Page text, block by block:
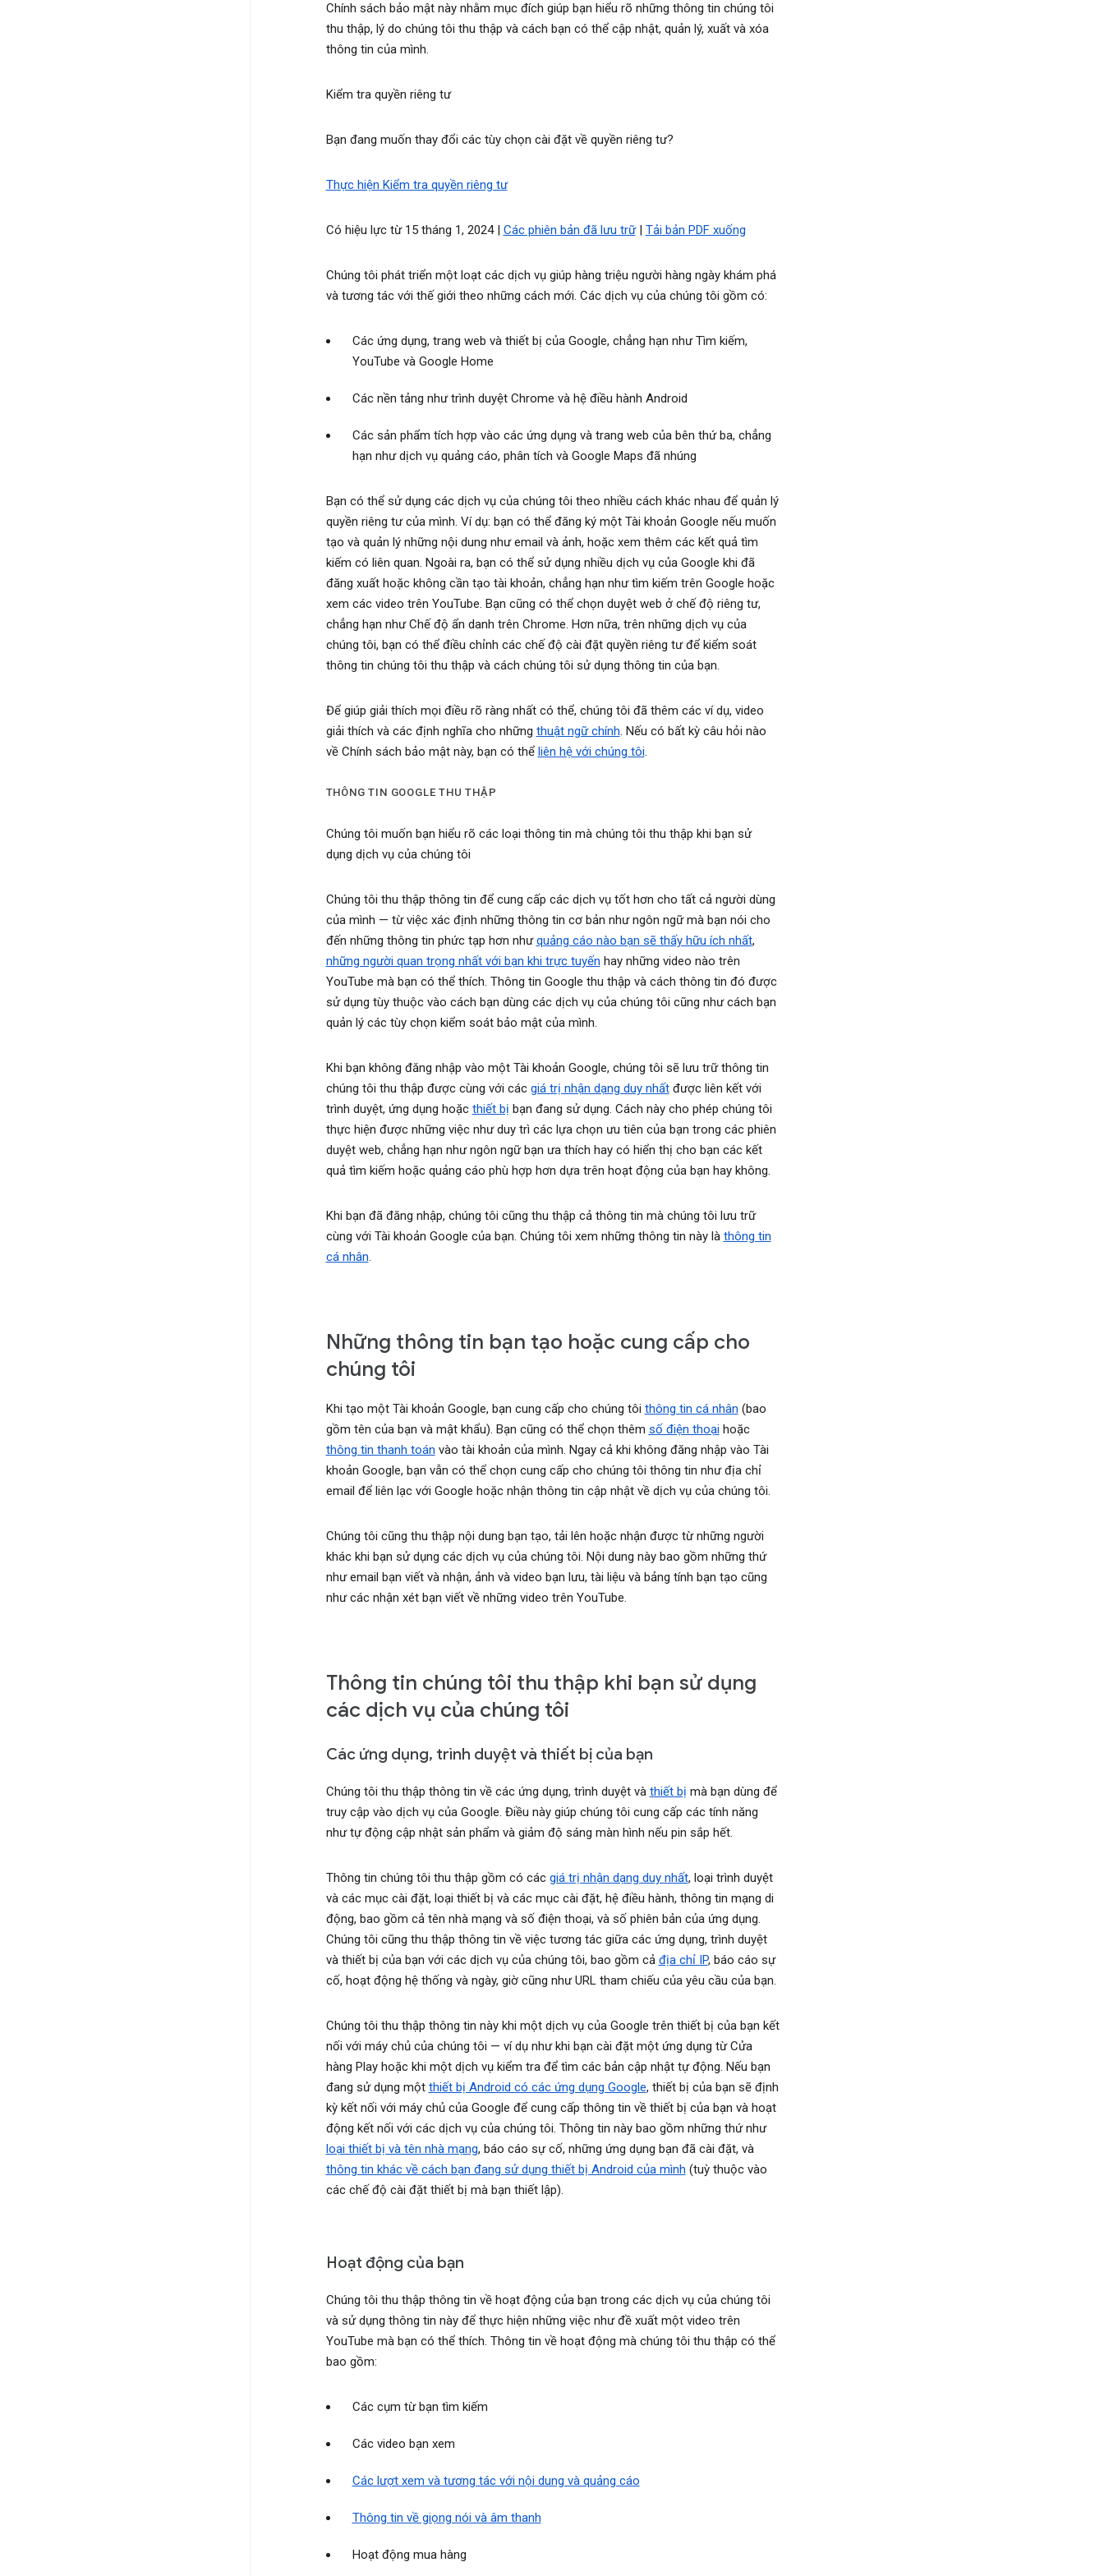
Chính sách bảo mật này nhằm mục đích giúp bạn hiểu rõ những thông tin chúng tôi
thu thập, lý do chúng tôi thu thập và cách bạn có thể cập nhật, quản lý, xuất và xóa
thông tin của mình.
Kiểm tra quyền riêng tư
Bạn đang muốn thay đổi các tùy chọn cài đặt về quyền riêng tư?
Thực hiện Kiểm tra quyền riêng tư
Có hiệu lực từ 15 tháng 1, 2024 | Các phiên bản đã lưu trữ| Tải bản PDF xuống
Chúng tôi phát triển một loạt các dịch vụ giúp hàng triệu người hàng ngày khám phá
và tương tác với thế giới theo những cách mới. Các dịch vụ của chúng tôi gồm có:
Các ứng dụng, trang web và thiết bị của Google, chẳng hạn như Tìm kiếm,
YouTube và Google Home
Các nền tảng như trình duyệt Chrome và hệ điều hành Android
Các sản phẩm tích hợp vào các ứng dụng và trang web của bên thứ ba, chẳng
hạn như dịch vụ quảng cáo, phân tích và Google Maps đã nhúng
Bạn có thể sử dụng các dịch vụ của chúng tôi theo nhiều cách khác nhau để quản lý
quyền riêng tư của mình. Ví dụ: bạn có thể đăng ký một Tài khoản Google nếu muốn
tạo và quản lý những nội dung như email và ảnh, hoặc xem thêm các kết quả tìm
kiếm có liên quan. Ngoài ra, bạn có thể sử dụng nhiều dịch vụ của Google khi đã
đăng xuất hoặc không cần tạo tài khoản, chẳng hạn như tìm kiếm trên Google hoặc
xem các video trên YouTube. Bạn cũng có thể chọn duyệt web ở chế độ riêng tư,
chẳng hạn như Chế độ ẩn danh trên Chrome. Hơn nữa, trên những dịch vụ của
chúng tôi, bạn có thể điều chỉnh các chế độ cài đặt quyền riêng tư để kiểm soát
thông tin chúng tôi thu thập và cách chúng tôi sử dụng thông tin của bạn.
Để giúp giải thích mọi điều rõ ràng nhất có thể, chúng tôi đã thêm các ví dụ, video
giải thích và các định nghĩa cho những thuật ngữ chính. Nếu có bất kỳ câu hỏi nào
về Chính sách bảo mật này, bạn có thể liên hệ với chúng tôi.
THÔNG TIN GOOGLE THU THẬP
Chúng tôi muốn bạn hiểu rõ các loại thông tin mà chúng tôi thu thập khi bạn sử
dụng dịch vụ của chúng tôi
Chúng tôi thu thập thông tin để cung cấp các dịch vụ tốt hơn cho tất cả người dùng
của mình — từ việc xác định những thông tin cơ bản như ngôn ngữ mà bạn nói cho
đến những thông tin phức tạp hơn nhưquảng cáo nào bạn sẽ thấy hữu ích nhất,
những người quan trọng nhất với bạn khi trực tuyến hay những video nào trên
YouTube mà bạn có thể thích. Thông tin Google thu thập và cách thông tin đó được
sử dụng tùy thuộc vào cách bạn dùng các dịch vụ của chúng tôi cũng như cách bạn
quản lý các tùy chọn kiểm soát bảo mật của mình.
Khi bạn không đăng nhập vào một Tài khoản Google, chúng tôi sẽ lưu trữ thông tin
chúng tôi thu thập được cùng với các giá trị nhận dạng duy nhấtđược liên kết với
trình duyệt, ứng dụng hoặc thiết bị bạn đang sử dụng. Cách này cho phép chúng tôi
thực hiện được những việc như duy trì các lựa chọn ưu tiên của bạn trong các phiên
duyệt web, chẳng hạn như ngôn ngữ bạn ưa thích hay có hiển thị cho bạn các kết
quả tìm kiếm hoặc quảng cáo phù hợp hơn dựa trên hoạt động của bạn hay không.
Khi bạn đã đăng nhập, chúng tôi cũng thu thập cả thông tin mà chúng tôi lưu trữ
cùng với Tài khoản Google của bạn. Chúng tôi xem những thông tin này là thông tin
cá nhân.
Những thông tin bạn tạo hoặc cung cấp cho
chúng tôi
Khi tạo một Tài khoản Google, bạn cung cấp cho chúng tôi thông tin cá nhân (bao
gồm tên của bạn và mật khẩu). Bạn cũng có thể chọn thêm số điện thoại hoặc
thông tin thanh toán vào tài khoản của mình. Ngay cả khi không đăng nhập vào Tài
khoản Google, bạn vẫn có thể chọn cung cấp cho chúng tôi thông tin như địa chỉ
email để liên lạc với Google hoặc nhận thông tin cập nhật về dịch vụ của chúng tôi.
Chúng tôi cũng thu thập nội dung bạn tạo, tải lên hoặc nhận được từ những người
khác khi bạn sử dụng các dịch vụ của chúng tôi. Nội dung này bao gồm những thứ
như email bạn viết và nhận, ảnh và video bạn lưu, tài liệu và bảng tính bạn tạo cũng
như các nhận xét bạn viết về những video trên YouTube.
Thông tin chúng tôi thu thập khi bạn sử dụng
các dịch vụ của chúng tôi
Các ứng dụng, trình duyệt và thiết bị của bạn
Chúng tôi thu thập thông tin về các ứng dụng, trình duyệt và thiết bị mà bạn dùng để
truy cập vào dịch vụ của Google. Điều này giúp chúng tôi cung cấp các tính năng
như tự động cập nhật sản phẩm và giảm độ sáng màn hình nếu pin sắp hết.
Thông tin chúng tôi thu thập gồm có các giá trị nhận dạng duy nhất, loại trình duyệt
và các mục cài đặt, loại thiết bị và các mục cài đặt, hệ điều hành, thông tin mạng di
động, bao gồm cả tên nhà mạng và số điện thoại, và số phiên bản của ứng dụng.
Chúng tôi cũng thu thập thông tin về việc tương tác giữa các ứng dụng, trình duyệt
và thiết bị của bạn với các dịch vụ của chúng tôi, bao gồm cả địa chỉ IP, báo cáo sự
cố, hoạt động hệ thống và ngày, giờ cũng như URL tham chiếu của yêu cầu của bạn.
Chúng tôi thu thập thông tin này khi một dịch vụ của Google trên thiết bị của bạn kết
nối với máy chủ của chúng tôi — ví dụ như khi bạn cài đặt một ứng dụng từ Cửa
hàng Play hoặc khi một dịch vụ kiểm tra để tìm các bản cập nhật tự động. Nếu bạn
đang sử dụng một thiết bị Android có các ứng dụng Google, thiết bị của bạn sẽ định
kỳ kết nối với máy chủ của Google để cung cấp thông tin về thiết bị của bạn và hoạt
động kết nối với các dịch vụ của chúng tôi. Thông tin này bao gồm những thứ như
loại thiết bị và tên nhà mạng, báo cáo sự cố, những ứng dụng bạn đã cài đặt, và
thông tin khác về cách bạn đang sử dụng thiết bị Android của mình (tuỳ thuộc vào
các chế độ cài đặt thiết bị mà bạn thiết lập).
Hoạt động của bạn
Chúng tôi thu thập thông tin về hoạt động của bạn trong các dịch vụ của chúng tôi
và sử dụng thông tin này để thực hiện những việc như đề xuất một video trên
YouTube mà bạn có thể thích. Thông tin về hoạt động mà chúng tôi thu thập có thể
bao gồm:
Các cụm từ bạn tìm kiếm
Các video bạn xem
Các lượt xem và tương tác với nội dung và quảng cáo
Thông tin về giọng nói và âm thanh
Hoạt động mua hàng